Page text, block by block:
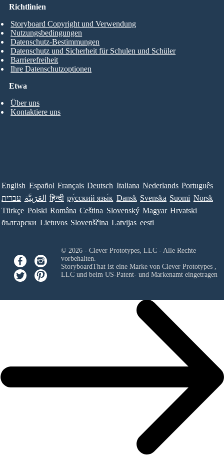
Etwa
Über uns
Kontaktiere uns
Richtlinien
Storyboard Copyright und Verwendung
Nutzungsbedingungen
Datenschutz-Bestimmungen
Datenschutz und Sicherheit für Schulen und Schüler
Barrierefreiheit
Ihre Datenschutzoptionen
English Español Français Deutsch Italiana Nederlands Português
עברית العَرَبِيَّة हिन्दी ру́сский язы́к Dansk Svenska Suomi Norsk
Türkçe Polski Româna Ceština Slovenský Magyar Hrvatski
български Lietuvos Slovenščina Latvijas eesti
© 2026 - Clever Prototypes, LLC - Alle Rechte
vorbehalten.
StoryboardThat ist eine Marke von Clever Prototypes ,
LLCund beim US-Patent- und Markenamt eingetragen